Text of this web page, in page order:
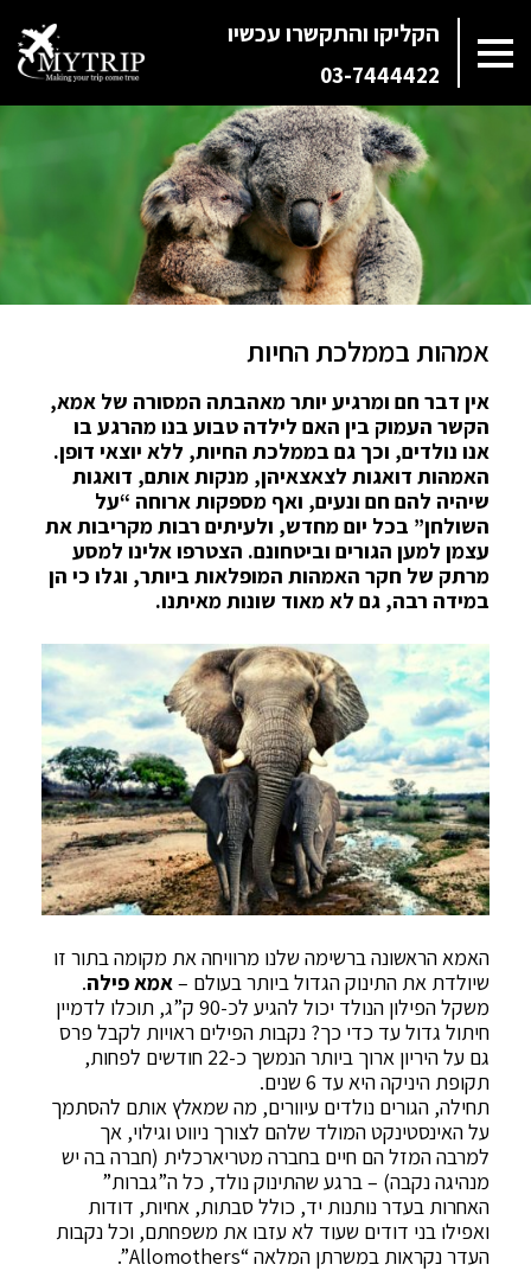
הקליקו והתקשרו עכשיו
03-7444422
אמהות בממלכת החיות
אין דבר חם ומרגיע יותר מאהבתה המסורה של אמא,
הקשר העמוק בין האם לילדה טבוע בנו מהרגע בו
אנו נולדים, וכך גם בממלכת החיות, ללא יוצאי דופן.
האמהות דואגות לצאצאיהן, מנקות אותם, דואגות
שיהיה להם חם ונעים, ואף מספקות ארוחה “על
השולחן” בכל יום מחדש, ולעיתים רבות מקריבות את
עצמן למען הגורים וביטחונם. הצטרפו אלינו למסע
מרתק של חקר האמהות המופלאות ביותר, וגלו כי הן
במידה רבה, גם לא מאוד שונות מאיתנו.
האמא הראשונה ברשימה שלנו מרוויחה את מקומה בתור זו
שיולדת את התינוק הגדול ביותר בעולם –אמא פילה.
משקל הפילון הנולד יכול להגיע לכ-90 ק”ג, תוכלו לדמיין
חיתול גדול עד כדי כך? נקבות הפילים ראויות לקבל פרס
גם על היריון ארוך ביותר הנמשך כ-22 חודשים לפחות,
תקופת היניקה היא עד 6 שנים.
תחילה, הגורים נולדים עיוורים, מה שמאלץ אותם להסתמך
על האינסטינקט המולד שלהם לצורך ניווט וגילוי, אך
למרבה המזל הם חיים בחברה מטריארכלית (חברה בה יש
מנהיגה נקבה) – ברגע שהתינוק נולד, כל ה”גברות”
האחרות בעדר נותנות יד, כולל סבתות, אחיות, דודות
ואפילו בני דודים שעוד לא עזבו את משפחתם, וכל נקבות
העדר נקראות במשרתן המלאה “Allomothers”.